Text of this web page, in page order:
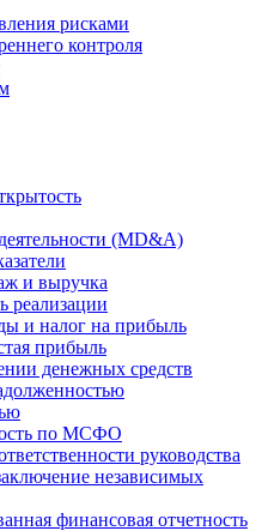
рисками
контроля
(MD&A)
и выручка
реализации
и налог на прибыль
прибыль
денежных средств
по МСФО
руководства
независимых
финансовая отчетность